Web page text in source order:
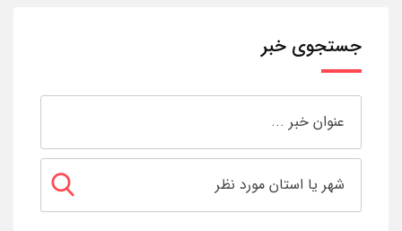
جستجوی خبر